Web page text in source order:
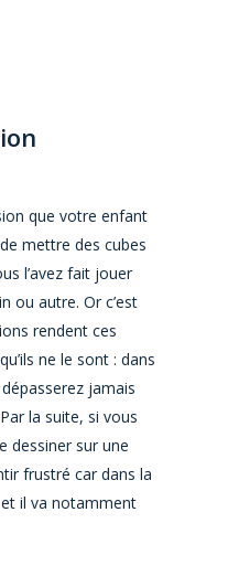
que votre enfant
mettre des cubes
l’avez fait jouer
ou autre. Or c’est
rendent ces
ne le sont : dans
jamais
la suite, si vous
dessiner sur une
frustré car dans la
il va notamment